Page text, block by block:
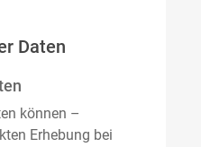
Daten
können –
Erhebung bei